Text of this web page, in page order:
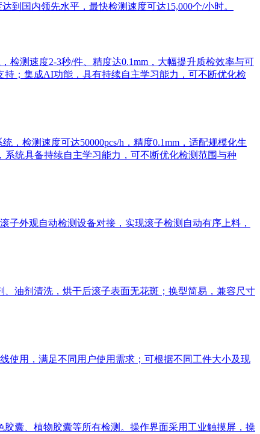
国内领先水平，最快检测速度可达15,000个/小时。
检测速度2-3秒/件、精度达0.1mm，大幅提升质检效率与可
；集成AI功能，具有持续自主学习能力，可不断优化检
检测速度可达50000pcs/h，精度0.1mm，适配规模化生
统具备持续自主学习能力，可不断优化检测范围与种
外观自动检测设备对接，实现滚子检测自动有序上料，
油剂清洗，烘干后滚子表面无花斑；换型简易，兼容尺寸
使用，满足不同用户使用需求；可根据不同工件大小及现
囊、植物胶囊等所有检测。操作界面采用工业触摸屏，操